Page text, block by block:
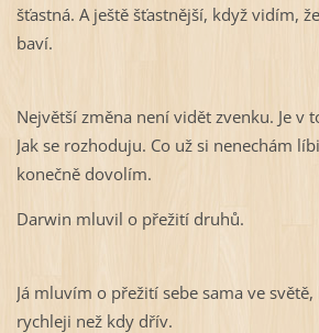
šťastná. A ještě šťastnější, když vidím,
baví.
Největší změna není vidět zvenku. Je v
Jak se rozhoduju. Co už si nenechám
konečně dovolím.
Darwin mluvil o přežití druhů.
Já mluvím o přežití sebe sama ve
rychleji než kdy dřív.